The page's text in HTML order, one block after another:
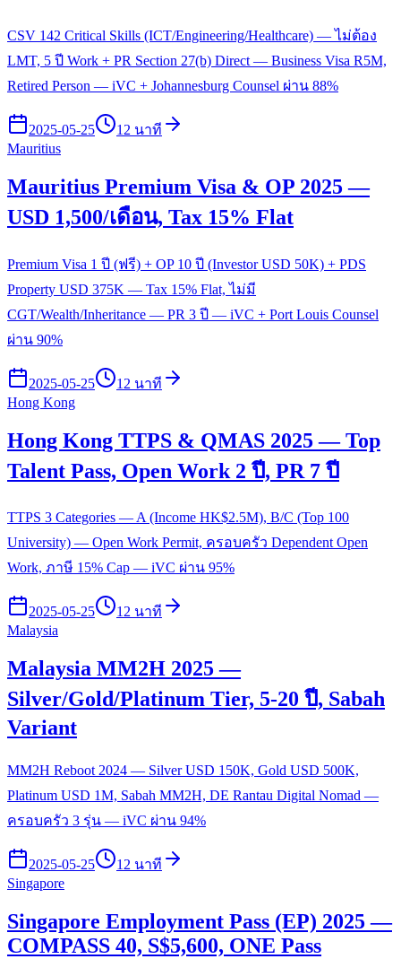
CSV 142 Critical Skills (ICT/Engineering/Healthcare) — ไม่ต้อง
LMT, 5 ปี Work + PR Section 27(b) Direct — Business Visa R5M,
Retired Person — iVC + Johannesburg Counsel ผ่าน 88%
2025-05-25
12 นาที
Mauritius
Mauritius Premium Visa & OP 2025 —
USD 1,500/เดือน, Tax 15% Flat
Premium Visa 1 ปี (ฟรี) + OP 10 ปี (Investor USD 50K) + PDS
Property USD 375K — Tax 15% Flat, ไม่มี
CGT/Wealth/Inheritance — PR 3 ปี — iVC + Port Louis Counsel
ผ่าน 90%
2025-05-25
12 นาที
Hong Kong
Hong Kong TTPS & QMAS 2025 — Top
Talent Pass, Open Work 2 ปี, PR 7 ปี
TTPS 3 Categories — A (Income HK$2.5M), B/C (Top 100
University) — Open Work Permit, ครอบครัว Dependent Open
Work, ภาษี 15% Cap — iVC ผ่าน 95%
2025-05-25
12 นาที
Malaysia
Malaysia MM2H 2025 —
Silver/Gold/Platinum Tier, 5-20 ปี, Sabah
Variant
MM2H Reboot 2024 — Silver USD 150K, Gold USD 500K,
Platinum USD 1M, Sabah MM2H, DE Rantau Digital Nomad —
ครอบครัว 3 รุ่น — iVC ผ่าน 94%
2025-05-25
12 นาที
Singapore
Singapore Employment Pass (EP) 2025 —
COMPASS 40, S$5,600, ONE Pass